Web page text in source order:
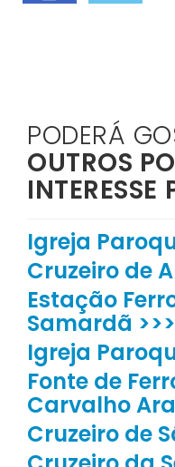
PODERÁ
OUTROS
INTERESSE
Igreja
Cruzeiro de
Estação
Samardã >>>
Igreja
Fonte de
Carvalho
Cruzeiro de